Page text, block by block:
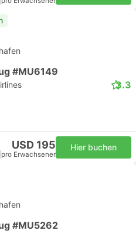
#MU6149
3.3
USD 195
pro Erwachsener
Hier buchen
#MU5262